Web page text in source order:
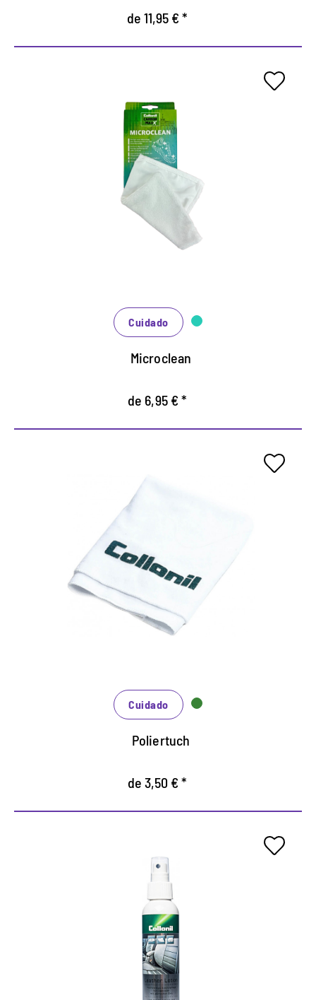
de 11,95 € *
MaxX Microclean
Guante de microfibra para todos los materiales
Perfecto para limpiar la parte superior y la
Elimina el exceso de líquido de limpieza o espuma
Cuidado
Microclean
de 6,95 € *
Paño de pulido práctico
Productos de cuidado adecuado para todos los
materiales lisos.
También para pulir como acabado después de
limpiar y cuidar.
Lavable, así como larga vida util.
Cuidado
Poliertuch
de 3,50 € *
Cuidado de cuero de alta
calidad para el coche.
Atención especial eficiente para todos los tipos